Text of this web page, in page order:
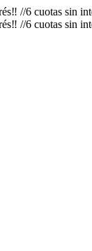
//6 cuotas sin
//6 cuotas sin